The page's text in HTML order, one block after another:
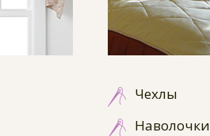
Чехлы
Наволочки